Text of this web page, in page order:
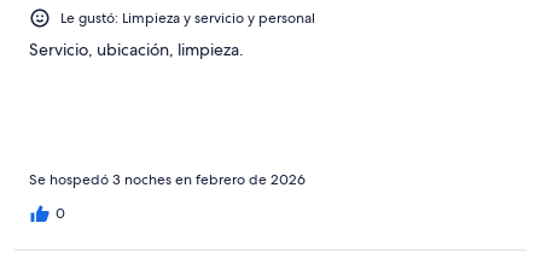
Le gustó: Limpieza y servicio y personal
Servicio, ubicación, limpieza.
Se hospedó 3 noches en febrero de 2026
0